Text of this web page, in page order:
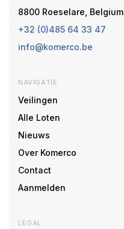
8800 Roeselare, Belgium
+32 (0)485 64 33 47
info@komerco.be
NAVIGATIE
Veilingen
Alle Loten
Nieuws
Over Komerco
Contact
Aanmelden
LEGAL